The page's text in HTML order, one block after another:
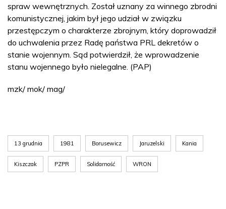
spraw wewnętrznych. Został uznany za winnego zbrodni
komunistycznej, jakim był jego udział w związku
przestępczym o charakterze zbrojnym, który doprowadził
do uchwalenia przez Radę państwa PRL dekretów o
stanie wojennym. Sąd potwierdził, że wprowadzenie
stanu wojennego było nielegalne. (PAP)
mzk/ mok/ mag/
13 grudnia 1981 Borusewicz Jaruzelski Kania
Kiszczak PZPR Solidarność WRON